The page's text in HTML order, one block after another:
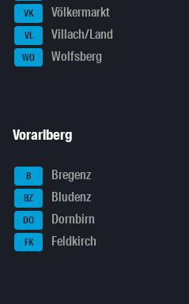
VK Völkermarkt
VL Villach/Land
WO Wolfsberg
Vorarlberg
B Bregenz
BZ Bludenz
DO Dornbirn
FK Feldkirch